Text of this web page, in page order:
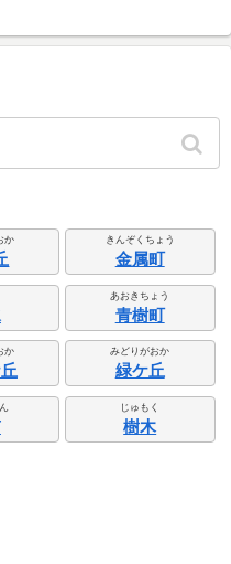
か きんぞくちょう
金属町
あおきちょう
青樹町
か みどりがおか
緑ケ丘
じゅもく
樹木